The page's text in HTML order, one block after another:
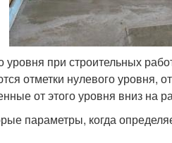
при строительных
отметки нулевого уровня,
от этого уровня вниз на
параметры, когда